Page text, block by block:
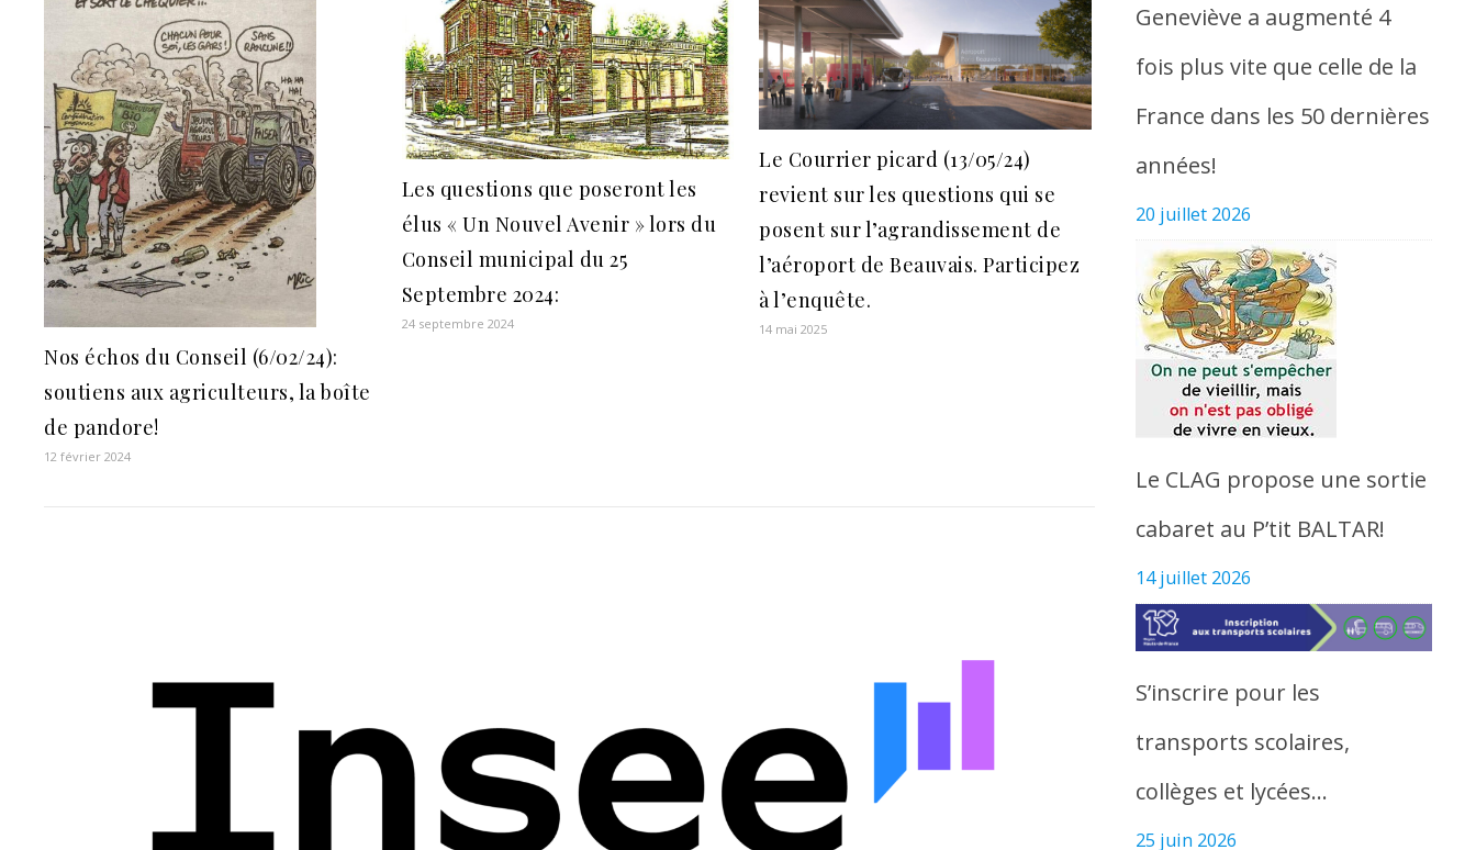
Nos échos du Conseil (6/02/24):
soutiens aux agriculteurs, la boîte
de pandore!
12 février 2024
Les questions que poseront les
élus « Un Nouvel Avenir » lors du
Conseil municipal du 25
Septembre 2024:
24 septembre 2024
Le Courrier picard (13/05/24)
revient sur les questions qui se
posent sur l’agrandissement de
l’aéroport de Beauvais. Participez
à l’enquête.
14 mai 2025
Geneviève a augmenté 4
fois plus vite que celle de la
France dans les 50 dernières
années!
20 juillet 2026
Le CLAG propose une sortie
cabaret au P’tit BALTAR!
14 juillet 2026
S’inscrire pour les
transports scolaires,
collèges et lycées…
25 juin 2026